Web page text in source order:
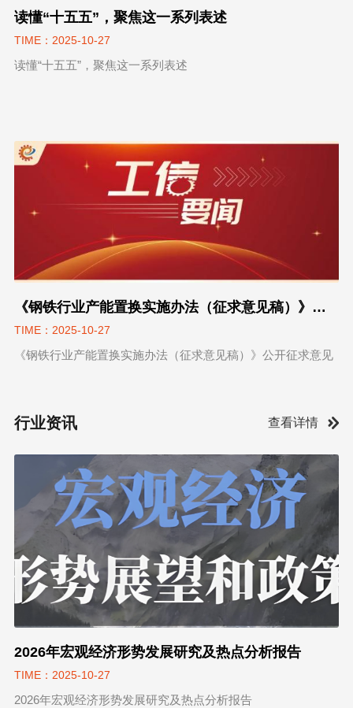
读懂“十五五”，聚焦这一系列表述
TIME：2025-10-27
读懂“十五五”，聚焦这一系列表述
《钢铁行业产能置换实施办法（征求意见稿）》公开征求意见
TIME：2025-10-27
《钢铁行业产能置换实施办法（征求意见稿）》公开征求意见
行业资讯 查看详情
2026年宏观经济形势发展研究及热点分析报告
TIME：2025-10-27
2026年宏观经济形势发展研究及热点分析报告